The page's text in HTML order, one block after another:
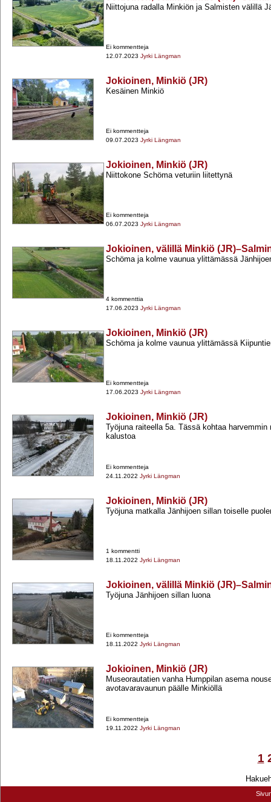
Niittojuna radalla Minkiön ja Salmisten välillä
Ei kommentteja
12.07.2023 Jyrki Längman
Jokioinen, Minkiö (JR)
Kesäinen Minkiö
Ei kommentteja
09.07.2023 Jyrki Längman
Jokioinen, Minkiö (JR)
Niittokone Schöma veturiin liitettynä
Ei kommentteja
06.07.2023 Jyrki Längman
Jokioinen, välillä Minkiö
Schöma ja kolme vaunua ylittämässä
4 kommenttia
17.06.2023 Jyrki Längman
Jokioinen, Minkiö (JR)
Schöma ja kolme vaunua ylittämässä
Ei kommentteja
17.06.2023 Jyrki Längman
Jokioinen, Minkiö (JR)
Työjuna raiteella 5a. Tässä kohtaa harvemmin
kalustoa
Ei kommentteja
24.11.2022 Jyrki Längman
Jokioinen, Minkiö (JR)
Työjuna matkalla Jänhijoen sillan toiselle
1 kommentti
18.11.2022 Jyrki Längman
Jokioinen, välillä Minkiö
Työjuna Jänhijoen sillan luona
Ei kommentteja
18.11.2022 Jyrki Längman
Jokioinen, Minkiö (JR)
Museorautatien vanha Humppilan asema
avotavaravaunun päälle Minkiöllä
Ei kommentteja
19.11.2022 Jyrki Längman
1